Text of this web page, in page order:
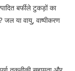
बर्फीले टुकड़ों का
या वायु, वाष्पीकरण